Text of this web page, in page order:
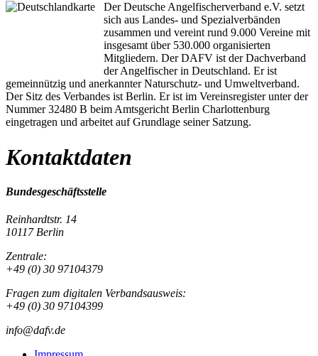
Der Deutsche Angelfischerverband e.V. setzt
sich aus Landes- und Spezialverbänden
zusammen und vereint rund 9.000 Vereine mit
insgesamt über 530.000 organisierten
Mitgliedern. Der DAFV ist der Dachverband
der Angelfischer in Deutschland. Er ist
gemeinnützig und anerkannter Naturschutz- und Umweltverband.
Der Sitz des Verbandes ist Berlin. Er ist im Vereinsregister unter der
Nummer 32480 B beim Amtsgericht Berlin Charlottenburg
eingetragen und arbeitet auf Grundlage seiner Satzung.
Kontaktdaten
Bundesgeschäftsstelle
Reinhardtstr. 14
10117 Berlin
Zentrale:
+49 (0) 30 97104379
Fragen zum digitalen Verbandsausweis:
+49 (0) 30 97104399
info@dafv.de